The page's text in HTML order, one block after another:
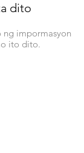
dito
impormasyon
ito dito.